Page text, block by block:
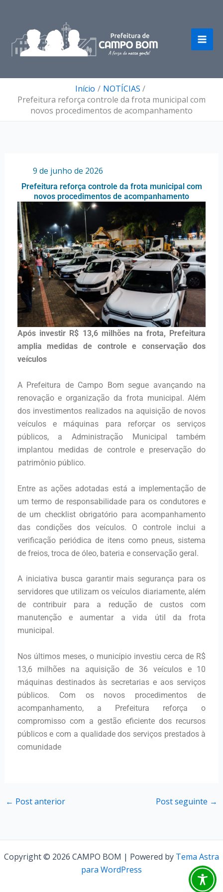
conteúdo
Início
NOTÍCIAS
Prefeitura reforça controle da frota municipal com
novos procedimentos de acompanhamento
9 de junho de 2026
Prefeitura reforça controle da frota municipal com
novos procedimentos de acompanhamento
Após investir R$ 13,6 milhões na frota, Prefeitura
amplia medidas de controle e conservação dos
veículos
A Prefeitura de Campo Bom segue avançando na
renovação e organização da frota municipal. Além
dos investimentos realizados na aquisição de novos
veículos e máquinas para reforçar os serviços
públicos, a Administração Municipal também
implantou medidas de controle e preservação do
patrimônio público.
Entre as ações adotadas está a implementação de
um termo de responsabilidade para os condutores e
de um checklist obrigatório para acompanhamento
das condições dos veículos. O controle inclui a
verificação periódica de itens como pneus, sistema
de freios, troca de óleo, bateria e conservação geral.
A iniciativa busca garantir mais segurança para os
servidores que utilizam os veículos diariamente, além
de contribuir para a redução de custos com
manutenção e aumentar a vida útil da frota
municipal.
Nos últimos meses, o município investiu cerca de R$
13,6 milhões na aquisição de 36 veículos e 10
máquinas destinados às secretarias e aos serviços
públicos. Com os novos procedimentos de
acompanhamento, a Prefeitura reforça o
compromisso com a gestão eficiente dos recursos
públicos e com a qualidade dos serviços prestados à
comunidade
← Post anterior Post seguinte →
Copyright © 2026 CAMPO BOM | Powered by Tema Astra
para WordPress